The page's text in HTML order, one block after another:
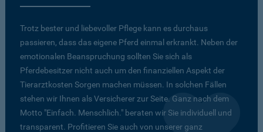
Trotz bester und liebevoller Pflege kann es durchaus
passieren, dass das eigene Pferd einmal erkrankt. Neben der
emotionalen Beanspruchung sollten Sie sich als
Pferdebesitzer nicht auch um den finanziellen Aspekt der
Tierarztkosten Sorgen machen müssen. In solchen Fällen
stehen wir Ihnen als Versicherer zur Seite. Ganz nach dem
Motto "Einfach. Menschlich." beraten wir Sie individuell und
transparent. Profitieren Sie auch von unserer ganz